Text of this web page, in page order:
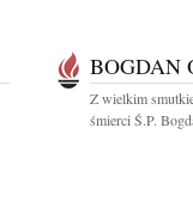
BOGDAN
Z wielkim
śmierci Ś.P.